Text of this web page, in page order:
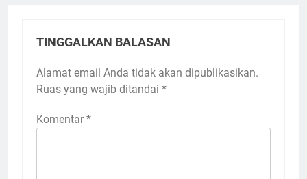
TINGGALKAN BALASAN
Alamat email Anda tidak akan dipublikasikan.
Ruas yang wajib ditandai *
Komentar *